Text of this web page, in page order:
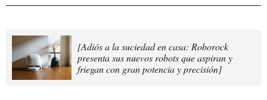
[Adiós a la suciedad en casa: Roborock
presenta sus nuevos robots que aspiran y
friegan con gran potencia y precisión]